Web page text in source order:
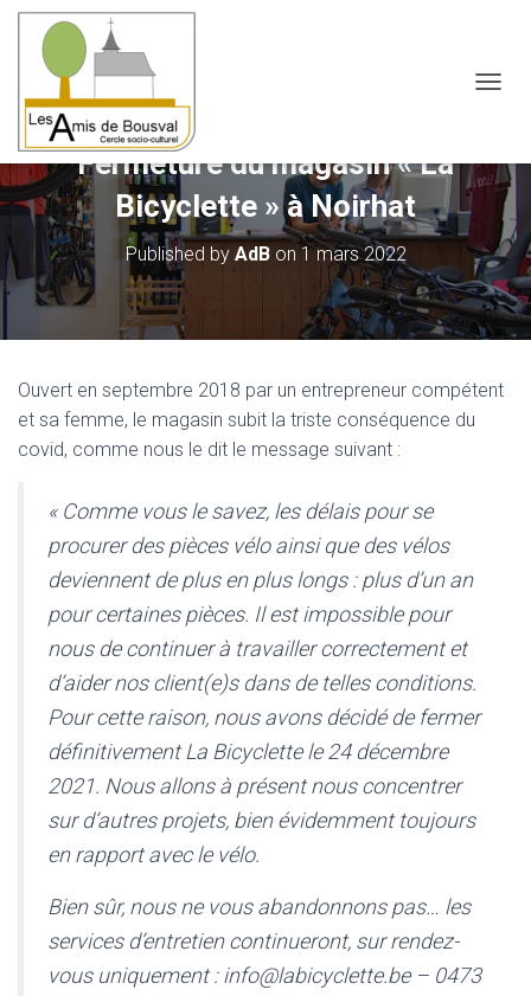
Fermeture du magasin « La
Bicyclette » à Noirhat
Published by AdBon 1 mars 2022
Ouvert en septembre 2018 par un entrepreneur compétent
et sa femme, le magasin subit la triste conséquence du
covid, comme nous le dit le message suivant :
« Comme vous le savez, les délais pour se
procurer des pièces vélo ainsi que des vélos
deviennent de plus en plus longs : plus d’un an
pour certaines pièces. Il est impossible pour
nous de continuer à travailler correctement et
d’aider nos client(e)s dans de telles conditions.
Pour cette raison, nous avons décidé de fermer
définitivement La Bicyclette le 24 décembre
2021. Nous allons à présent nous concentrer
sur d’autres projets, bien évidemment toujours
en rapport avec le vélo.
Bien sûr, nous ne vous abandonnons pas… les
services d’entretien continueront, sur rendez-
vous uniquement : info@labicyclette.be – 0473